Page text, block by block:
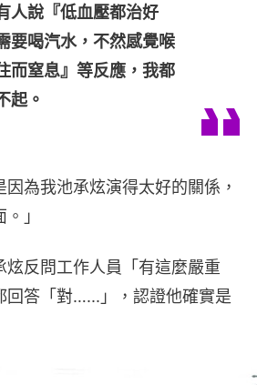
人說『低血壓都治好
要喝汽水，不然感覺喉
而窒息』等反應，我都
起。
為我池承炫演得太好的關係，
」
炫反問工作人員「有這麼嚴重
回答「對…...」，認證他確實是